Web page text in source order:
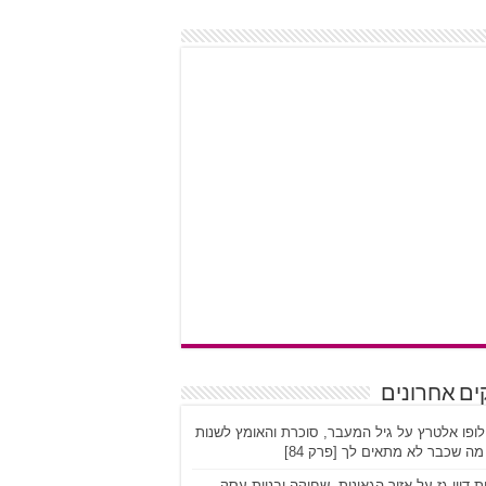
אחרונים
לופו אלטרץ על גיל המעבר, סוכרת והאומץ לשנות
שכבר לא מתאים לך [פרק 84]